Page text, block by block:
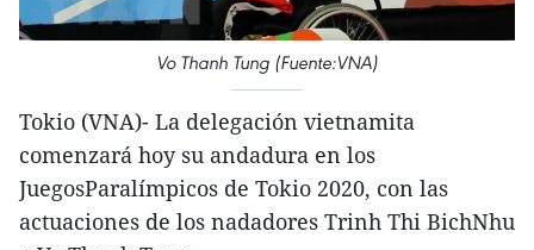
Vo Thanh Tung (Fuente:VNA)
Tokio (VNA)- La delegación vietnamita
comenzará hoy su andadura en los
JuegosParalímpicos de Tokio 2020, con las
actuaciones de los nadadores Trinh Thi BichNhu